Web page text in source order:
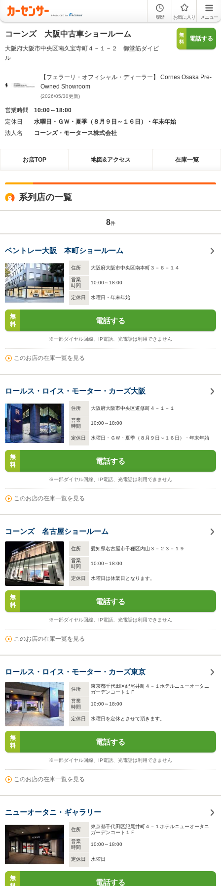
履歴 お気に入り メニュー
コーンズ 大阪中古車ショールーム
大阪府大阪市中央区南久宝寺町４－１－２ 御堂筋ダイビ
ル
無
料
電話する
【フェラーリ・オフィシャル・ディーラー】 Cornes Osaka Pre-
Owned Showroom
(2026/05/30更新)
営業時間
10:00～18:00
定休日
水曜日・ＧＷ・夏季（８月９日～１６日）・年末年始
法人名
コーンズ・モータース株式会社
お店TOP 地図&アクセス 在庫一覧
系列店の一覧
8件
ベントレー大阪 本町ショールーム
住所 大阪府大阪市中央区南本町３－６－１４
営業
時間
10:00～18:00
定休日 水曜日・年末年始
無
料
電話する
※一部ダイヤル回線、IP電話、光電話は利用できません
このお店の在庫一覧を見る
ロールス・ロイス・モーター・カーズ大阪
住所 大阪府大阪市中央区道修町４－１－１
営業
時間
10:00～18:00
定休日 水曜日・ＧＷ・夏季（８月９日～１６日）・年末年始
無
料
電話する
※一部ダイヤル回線、IP電話、光電話は利用できません
このお店の在庫一覧を見る
コーンズ 名古屋ショールーム
住所 愛知県名古屋市千種区内山３－２３－１９
営業
時間
10:00～18:00
定休日 水曜日は休業日となります。
無
料
電話する
※一部ダイヤル回線、IP電話、光電話は利用できません
このお店の在庫一覧を見る
ロールス・ロイス・モーター・カーズ東京
住所
東京都千代田区紀尾井町４－１ホテルニューオータニ
ガーデンコート１Ｆ
営業
時間
10:00～18:00
定休日 水曜日を定休とさせて頂きます。
無
料
電話する
※一部ダイヤル回線、IP電話、光電話は利用できません
このお店の在庫一覧を見る
ニューオータニ・ギャラリー
住所
東京都千代田区紀尾井町４－１ホテルニューオータニ
ガーデンコート１Ｆ
営業
時間
10:00～18:00
定休日 水曜日
無
電話する